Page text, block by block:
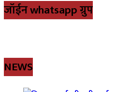
जॉईन whatsapp ग्रुप
NEWS